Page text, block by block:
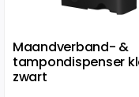
Maandverband- &
tampondispenser
zwart